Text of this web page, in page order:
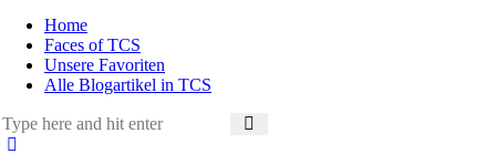
Home
Faces of TCS
Unsere Favoriten
Alle Blogartikel in TCS